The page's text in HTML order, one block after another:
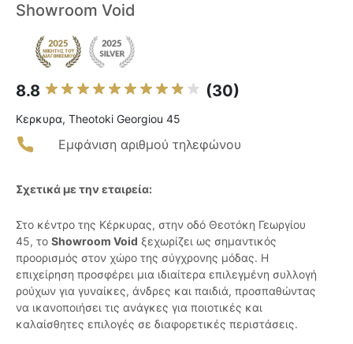
Showroom Void
8.8 (30)
Κερκυρα, Theotoki Georgiou 45
Εμφάνιση αριθμού τηλεφώνου
Σχετικά με την εταιρεία:
Στο κέντρο της Κέρκυρας, στην οδό Θεοτόκη Γεωργίου
45, το Showroom Void ξεχωρίζει ως σημαντικός
προορισμός στον χώρο της σύγχρονης μόδας. Η
επιχείρηση προσφέρει μια ιδιαίτερα επιλεγμένη συλλογή
ρούχων για γυναίκες, άνδρες και παιδιά, προσπαθώντας
να ικανοποιήσει τις ανάγκες για ποιοτικές και
καλαίσθητες επιλογές σε διαφορετικές περιστάσεις.